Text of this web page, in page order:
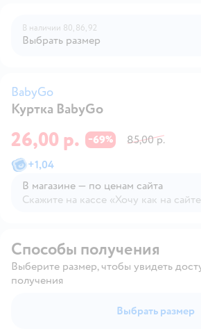
В наличии 80, 86, 92
Выбрать размер
BabyGo
Куртка BabyGo
26,00 р. −69%
85,00 р.
+1,04
В магазине — по ценам сайта
Скажите на кассе «Хочу как на
Способы получения
Выберите размер, чтобы увидеть
получения
Выбрать размер